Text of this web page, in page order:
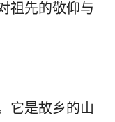
祖先的敬仰与
它是故乡的山